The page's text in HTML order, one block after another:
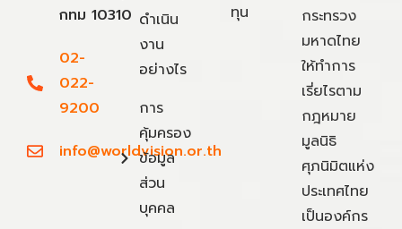
กทม 10310
02-
022-
9200
info@worldvision.or.th
ดำเนิน
งาน
อย่างไร
การ
คุ้มครอง
ข้อมูล
ส่วน
บุคคล
ทุน
กระทรวง
มหาดไทย
ให้ทำการ
เรี่ยไรตาม
กฎหมาย
มูลนิธิ
ศุภนิมิตแห่ง
ประเทศไทย
เป็นองค์กร